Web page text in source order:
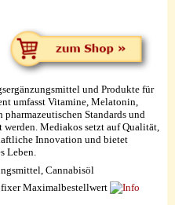
und Produkte für
umfasst Vitamine, Melatonin,
Standards und
Mediakos setzt auf Qualität,
Innovation und bietet
Leben.
Cannabisöl
Maximalbestellwert